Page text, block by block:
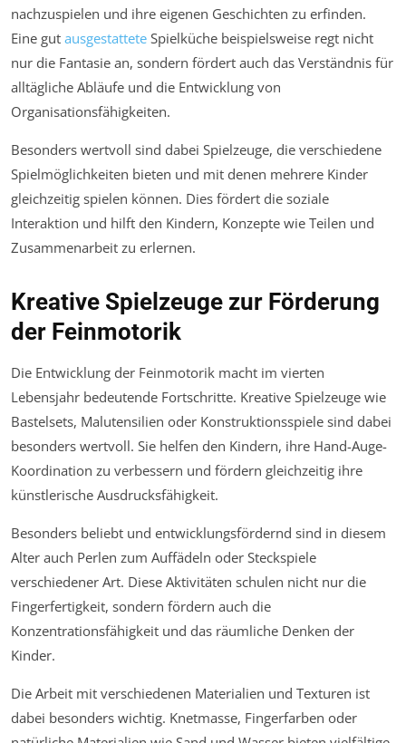
nachzuspielen und ihre eigenen Geschichten zu erfinden.
Eine gut ausgestattete Spielküche beispielsweise regt nicht
nur die Fantasie an, sondern fördert auch das Verständnis für
alltägliche Abläufe und die Entwicklung von
Organisationsfähigkeiten.
Besonders wertvoll sind dabei Spielzeuge, die verschiedene
Spielmöglichkeiten bieten und mit denen mehrere Kinder
gleichzeitig spielen können. Dies fördert die soziale
Interaktion und hilft den Kindern, Konzepte wie Teilen und
Zusammenarbeit zu erlernen.
Kreative Spielzeuge zur Förderung
der Feinmotorik
Die Entwicklung der Feinmotorik macht im vierten
Lebensjahr bedeutende Fortschritte. Kreative Spielzeuge wie
Bastelsets, Malutensilien oder Konstruktionsspiele sind dabei
besonders wertvoll. Sie helfen den Kindern, ihre Hand-Auge-
Koordination zu verbessern und fördern gleichzeitig ihre
künstlerische Ausdrucksfähigkeit.
Besonders beliebt und entwicklungsfördernd sind in diesem
Alter auch Perlen zum Auffädeln oder Steckspiele
verschiedener Art. Diese Aktivitäten schulen nicht nur die
Fingerfertigkeit, sondern fördern auch die
Konzentrationsfähigkeit und das räumliche Denken der
Kinder.
Die Arbeit mit verschiedenen Materialien und Texturen ist
dabei besonders wichtig. Knetmasse, Fingerfarben oder